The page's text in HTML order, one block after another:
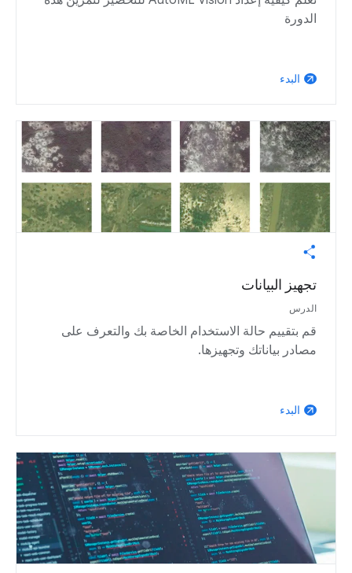
الدورة
arrow_outward البدء
تجهيز البيانات
الدرس
قم بتقييم حالة الاستخدام الخاصة بك والتعرف على
مصادر بياناتك وتجهيزها.
arrow_outward البدء